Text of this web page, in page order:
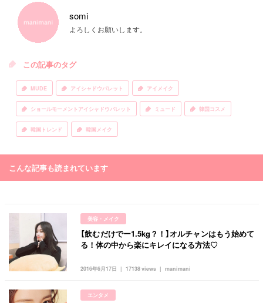
somi
よろしくお願いします。
この記事のタグ
MUDE アイシャドウパレット アイメイク
ショールモーメントアイシャドウパレット ミュード 韓国コスメ
韓国トレンド 韓国メイク
こんな記事も読まれています
美容・メイク
2016年6月17日 manimani
17138 views
【飲むだけでー1.5kg？！】オルチャンはもう始めて
る！体の中から楽にキレイになる方法♡
エンタメ